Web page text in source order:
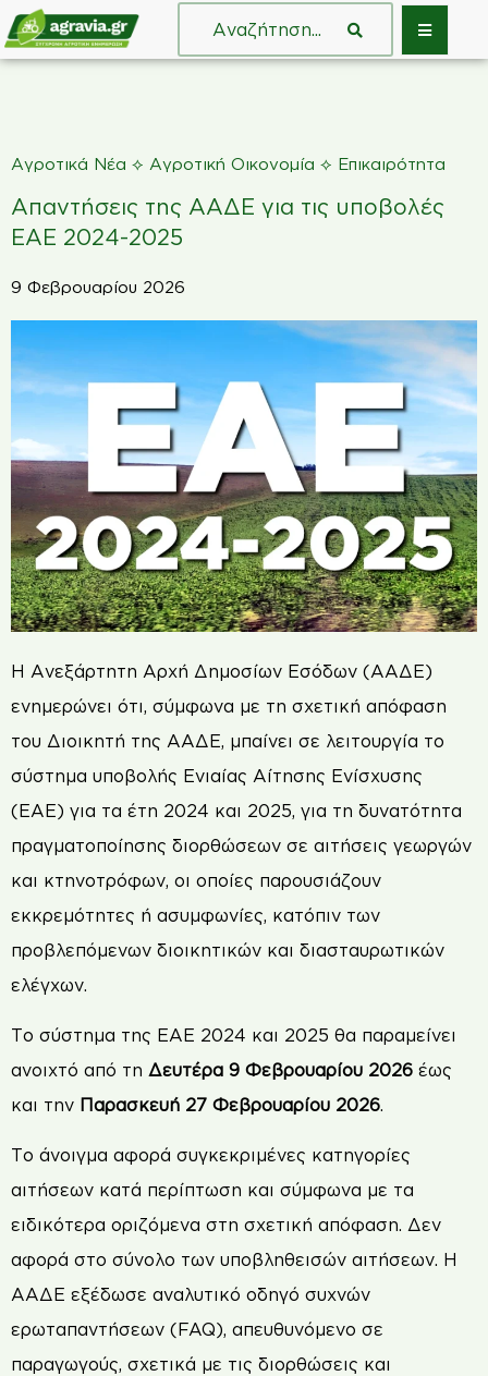
Αγροτικά Νέα ⟡ Αγροτική Οικονομία ⟡ Επικαιρότητα
Απαντήσεις της ΑΑΔΕ για τις υποβολές
ΕΑΕ 2024-2025
9 Φεβρουαρίου 2026
Η Ανεξάρτητη Αρχή Δημοσίων Εσόδων (ΑΑΔΕ)
ενημερώνει ότι, σύμφωνα με τη σχετική απόφαση
του Διοικητή της ΑΑΔΕ, μπαίνει σε λειτουργία το
σύστημα υποβολής Ενιαίας Αίτησης Ενίσχυσης
(ΕΑΕ) για τα έτη 2024 και 2025, για τη δυνατότητα
πραγματοποίησης διορθώσεων σε αιτήσεις γεωργών
και κτηνοτρόφων, οι οποίες παρουσιάζουν
εκκρεμότητες ή ασυμφωνίες, κατόπιν των
προβλεπόμενων διοικητικών και διασταυρωτικών
ελέγχων.
Το σύστημα της ΕΑΕ 2024 και 2025 θα παραμείνει
ανοιχτό από τη Δευτέρα 9 Φεβρουαρίου 2026 έως
και την Παρασκευή 27 Φεβρουαρίου 2026.
Το άνοιγμα αφορά συγκεκριμένες κατηγορίες
αιτήσεων κατά περίπτωση και σύμφωνα με τα
ειδικότερα οριζόμενα στη σχετική απόφαση. Δεν
αφορά στο σύνολο των υποβληθεισών αιτήσεων. Η
ΑΑΔΕ εξέδωσε αναλυτικό οδηγό συχνών
ερωταπαντήσεων (FAQ), απευθυνόμενο σε
παραγωγούς, σχετικά με τις διορθώσεις και